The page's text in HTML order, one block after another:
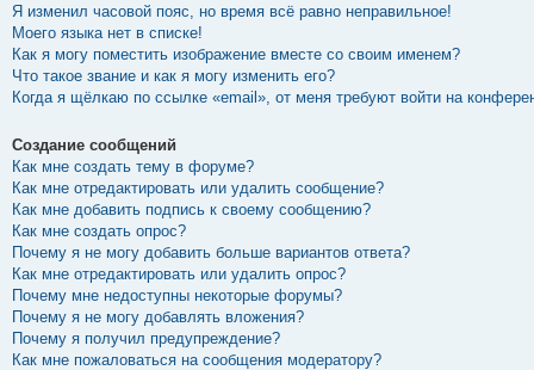
Я изменил часовой пояс, но время всё равно неправильное!
Моего языка нет в списке!
Как я могу поместить изображение вместе со своим именем?
Что такое звание и как я могу изменить его?
Когда я щёлкаю по ссылке «email», от меня требуют войти на
Создание сообщений
Как мне создать тему в форуме?
Как мне отредактировать или удалить сообщение?
Как мне добавить подпись к своему сообщению?
Как мне создать опрос?
Почему я не могу добавить больше вариантов ответа?
Как мне отредактировать или удалить опрос?
Почему мне недоступны некоторые форумы?
Почему я не могу добавлять вложения?
Почему я получил предупреждение?
Как мне пожаловаться на сообщения модератору?